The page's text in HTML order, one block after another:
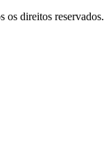
os direitos reservados.